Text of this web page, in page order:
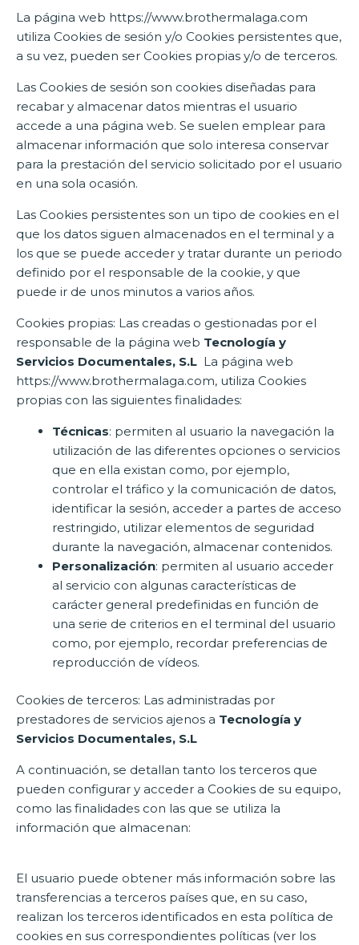
La página web https://www.brothermalaga.com
utiliza Cookies de sesión y/o Cookies persistentes que,
a su vez, pueden ser Cookies propias y/o de terceros.
Las Cookies de sesión son cookies diseñadas para
recabar y almacenar datos mientras el usuario
accede a una página web. Se suelen emplear para
almacenar información que solo interesa conservar
para la prestación del servicio solicitado por el usuario
en una sola ocasión.
Las Cookies persistentes son un tipo de cookies en el
que los datos siguen almacenados en el terminal y a
los que se puede acceder y tratar durante un periodo
definido por el responsable de la cookie, y que
puede ir de unos minutos a varios años.
Cookies propias: Las creadas o gestionadas por el
responsable de la página web Tecnología y
Servicios Documentales, S.L La página web
https://www.brothermalaga.com, utiliza Cookies
propias con las siguientes finalidades:
Técnicas: permiten al usuario la navegación la
utilización de las diferentes opciones o servicios
que en ella existan como, por ejemplo,
controlar el tráfico y la comunicación de datos,
identificar la sesión, acceder a partes de acceso
restringido, utilizar elementos de seguridad
durante la navegación, almacenar contenidos.
Personalización: permiten al usuario acceder
al servicio con algunas características de
carácter general predefinidas en función de
una serie de criterios en el terminal del usuario
como, por ejemplo, recordar preferencias de
reproducción de vídeos.
Cookies de terceros: Las administradas por
prestadores de servicios ajenos a Tecnología y
Servicios Documentales, S.L
A continuación, se detallan tanto los terceros que
pueden configurar y acceder a Cookies de su equipo,
como las finalidades con las que se utiliza la
información que almacenan:
El usuario puede obtener más información sobre las
transferencias a terceros países que, en su caso,
realizan los terceros identificados en esta política de
cookies en sus correspondientes políticas (ver los